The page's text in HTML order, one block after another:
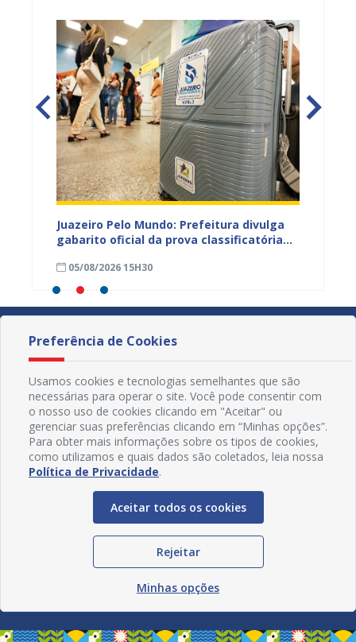
Juazeiro Pelo Mundo: Prefeitura divulga
gabarito oficial da prova classificatória
05/08/2026 15H30
Redes Sociais
Preferência de Cookies
Usamos cookies e tecnologias semelhantes que são
necessárias para operar o site. Você pode consentir com
o nosso uso de cookies clicando em "Aceitar" ou
gerenciar suas preferências clicando em “Minhas opções”.
Para obter mais informações sobre os tipos de cookies,
como utilizamos e quais dados são coletados, leia nossa
Política de Privacidade.
Aceitar todos os cookies
Rejeitar
Minhas opções